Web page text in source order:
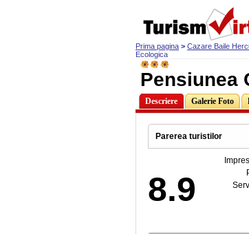
Prima pagina > Cazare Baile
Ecologica
Pensiunea
Descriere Galerie Foto
Parerea turistilor
8.9